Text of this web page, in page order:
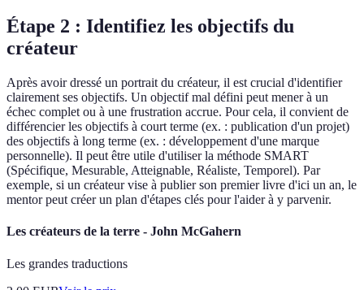
Étape 2 : Identifiez les objectifs du
créateur
Après avoir dressé un portrait du créateur, il est crucial d'identifier
clairement ses objectifs. Un objectif mal défini peut mener à un
échec complet ou à une frustration accrue. Pour cela, il convient de
différencier les objectifs à court terme (ex. : publication d'un projet)
des objectifs à long terme (ex. : développement d'une marque
personnelle). Il peut être utile d'utiliser la méthode SMART
(Spécifique, Mesurable, Atteignable, Réaliste, Temporel). Par
exemple, si un créateur vise à publier son premier livre d'ici un an, le
mentor peut créer un plan d'étapes clés pour l'aider à y parvenir.
Les créateurs de la terre - John McGahern
Les grandes traductions